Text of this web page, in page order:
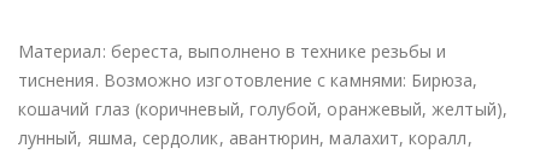
Материал: береста, выполнено в технике резьбы и
тиснения. Возможно изготовление с камнями: Бирюза,
кошачий глаз (коричневый, голубой, оранжевый, желтый),
лунный, яшма, сердолик, авантюрин, малахит, коралл,